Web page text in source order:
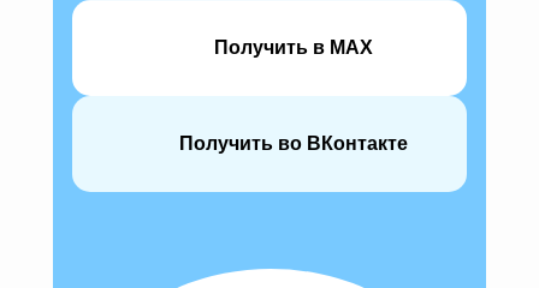
Получить в МАХ
Получить во ВКонтакте